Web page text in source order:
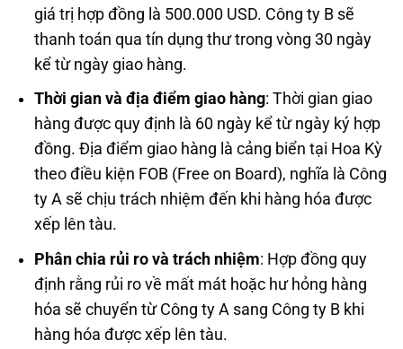
giá trị hợp đồng là 500.000 USD. Công ty B sẽ
thanh toán qua tín dụng thư trong vòng 30 ngày
kể từ ngày giao hàng.
Thời gian và địa điểm giao hàng: Thời gian giao
hàng được quy định là 60 ngày kể từ ngày ký hợp
đồng. Địa điểm giao hàng là cảng biển tại Hoa Kỳ
theo điều kiện FOB (Free on Board), nghĩa là Công
ty A sẽ chịu trách nhiệm đến khi hàng hóa được
xếp lên tàu.
Phân chia rủi ro và trách nhiệm: Hợp đồng quy
định rằng rủi ro về mất mát hoặc hư hỏng hàng
hóa sẽ chuyển từ Công ty A sang Công ty B khi
hàng hóa được xếp lên tàu.